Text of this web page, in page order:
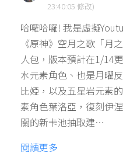
23:40:05 修改)
哈囉哈囉! 我是虛擬
《原神》空月之歌「月
人包，版本預計在1/14
水元素角色、也是月曜
比婭，以及五星岩元素
素角色葉洛亞，復刻伊
關的新卡池抽取建…
閱讀更多